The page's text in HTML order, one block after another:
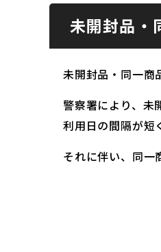
未開封品・
未開封品・同一商
警察署により、未
利用日の間隔が短
それに伴い、同一